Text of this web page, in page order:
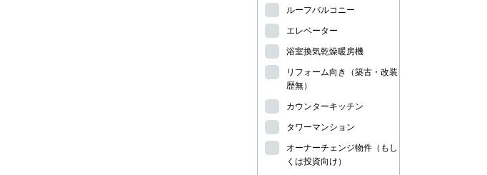
ルーフバルコニー
エレベーター
浴室換気乾燥暖房機
リフォーム向き（築古・改装
歴無）
カウンターキッチン
タワーマンション
オーナーチェンジ物件（もし
くは投資向け）